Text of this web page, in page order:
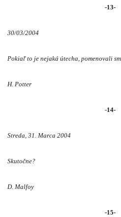
-13-
30/03/2004
Pokiaľ to je nejaká útecha, pomenovali
H. Potter
-14-
Streda, 31. Marca 2004
Skutočne?
D. Malfoy
-15-